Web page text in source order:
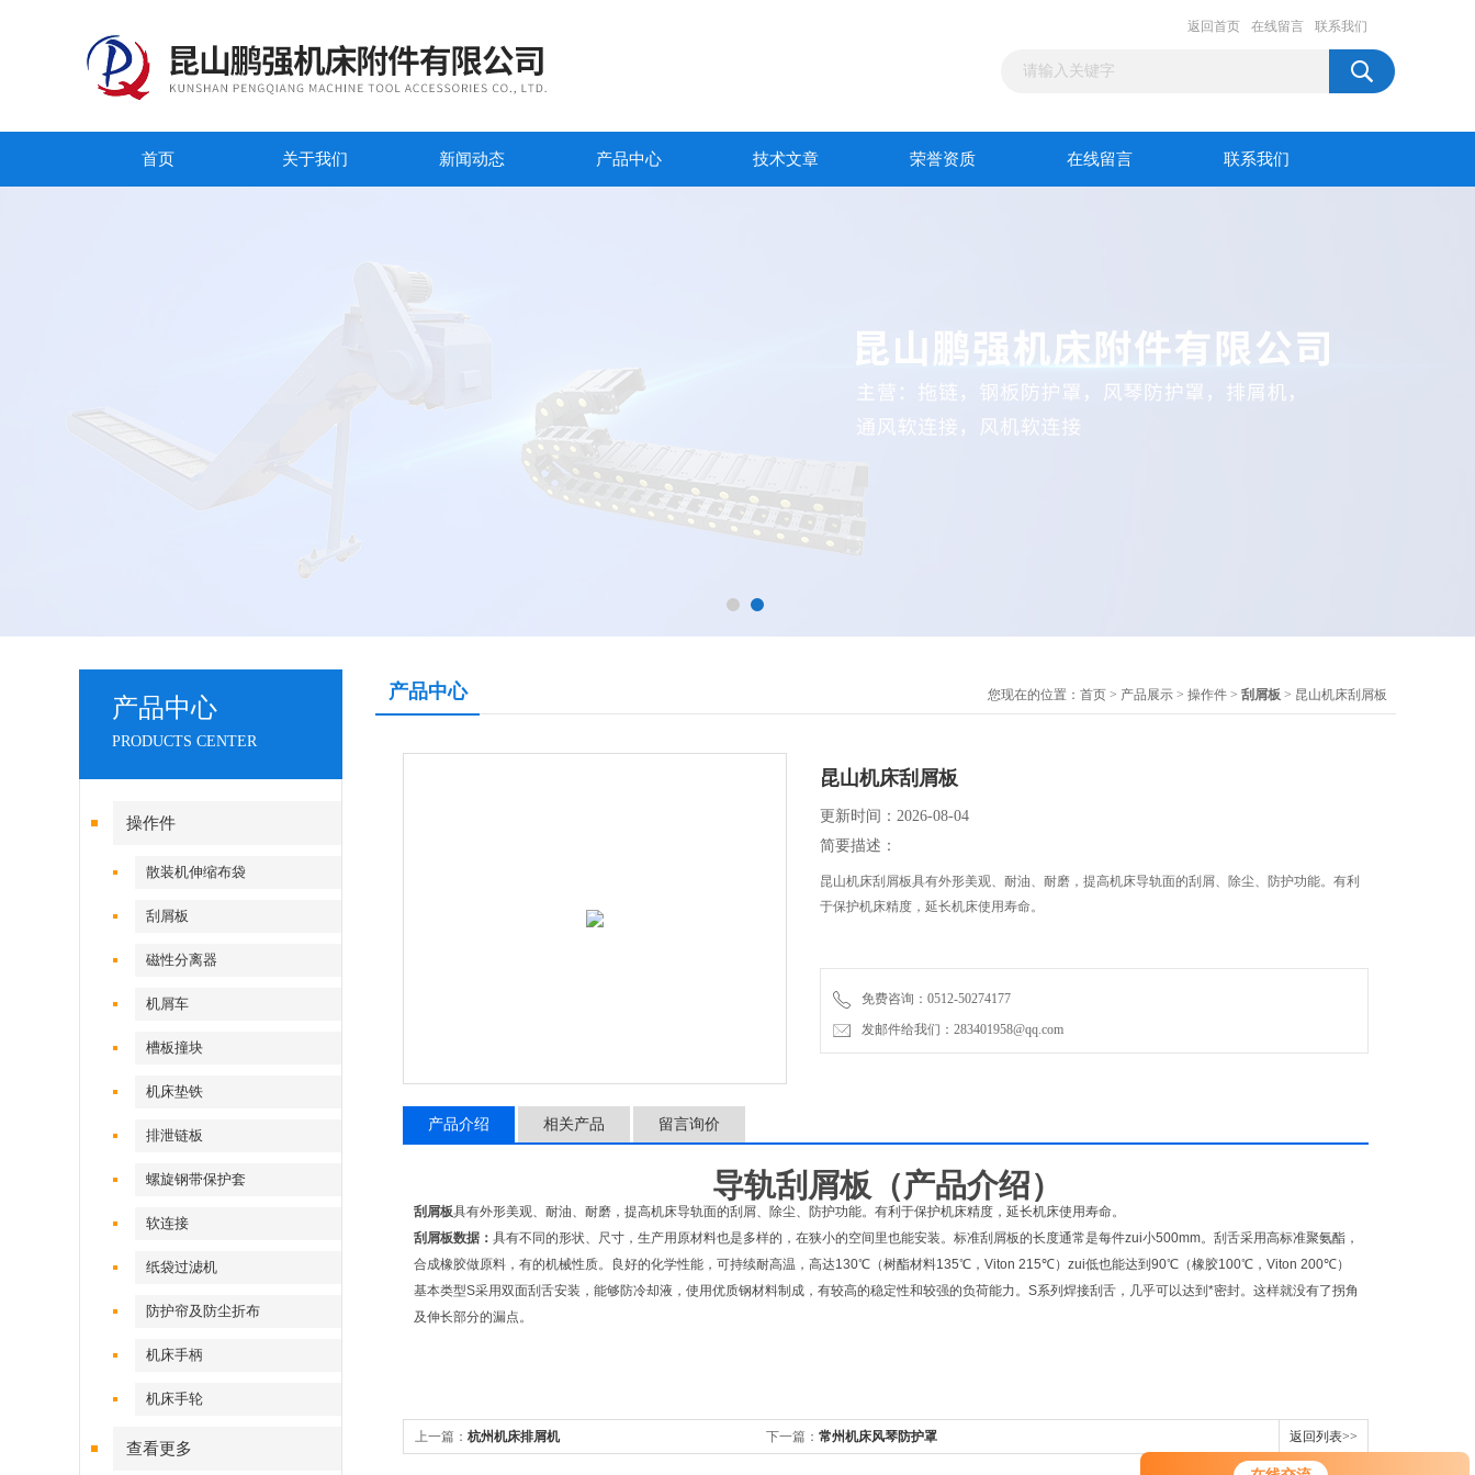
返回首页 在线留言 联系我们
首页 关于我们 新闻动态 产品中心 技术文章 荣誉资质 在线留言 联系我们
产品中心
PRODUCTS CENTER
操作件
散装机伸缩布袋
刮屑板
磁性分离器
机屑车
槽板撞块
机床垫铁
排泄链板
螺旋钢带保护套
软连接
纸袋过滤机
防护帘及防尘折布
机床手柄
机床手轮
查看更多
产品中心 您现在的位置： 首页 > 产品展示 > 操作件 > 刮屑板 > 昆山机床刮屑板
昆山机床刮屑板
更新时间：2026-08-04
简要描述：
昆山机床刮屑板具有外形美观、耐油、耐磨，提高机床导轨面的刮屑、除尘、防护功能。有利
于保护机床精度，延长机床使用寿命。
免费咨询：0512-50274177
发邮件给我们：283401958@qq.com
产品介绍 相关产品 留言询价
导轨刮屑板 （产品介绍）
刮屑板具有外形美观、耐油、耐磨，提高机床导轨面的刮屑、除尘、防护功能。有利于保护机床精度，延长机床使用寿命。
刮屑板数据： 具有不同的形状、尺寸，生产用原材料也是多样的，在狭小的空间里也能安装。标准刮屑板的长度通常是每件zui小500mm。刮舌采用高标准聚氨酯，
合成橡胶做原料，有的机械性质。良好的化学性能，可持续耐高温，高达130℃（树酯材料135℃，Viton 215℃）zui低也能达到90℃（橡胶100℃，Viton 200℃）
基本类型S采用双面刮舌安装，能够防冷却液，使用优质钢材料制成，有较高的稳定性和较强的负荷能力。S系列焊接刮舌，几乎可以达到*密封。这样就没有了拐角
及伸长部分的漏点。
上一篇： 杭州机床排屑机 下一篇： 常州机床风琴防护罩 返回列表>>